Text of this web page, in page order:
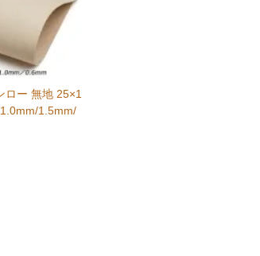
ロー 無地 25×1
1.5mm/